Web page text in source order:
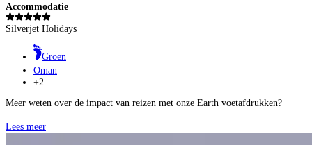
Accommodatie
Silverjet Holidays
Groen
Oman
+2
Meer weten over de impact van reizen met onze Earth voetafdrukken?
Lees meer